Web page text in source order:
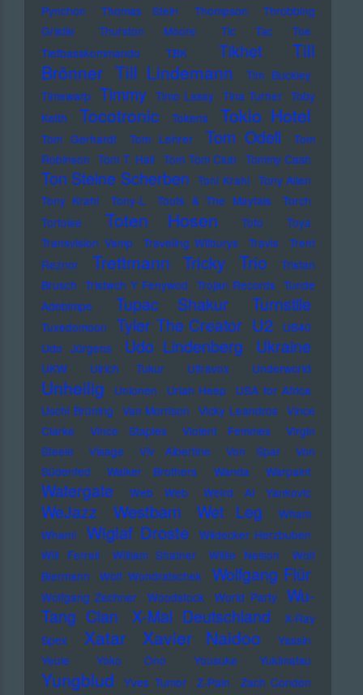
Pynchon
Thomas Stein Thompson
Throbbing
Gristle
Thurston Moore
Tic Tac Toe
Tiefbasskommando TBK
Tikhet
Till
Brönner Till Lindemann
Tim Buckley
Timewarp Timmy Timo Lassy Tina Turner Toby
Keith
Tocotronic Tokens Tokio Hotel
Tom Gerhardt Tom Lehrer Tom Odell
Tom
Robinson Tom T. Hall Tom Tom Club Tommy Cash
Ton Steine Scherben Toni Krahl Tony Allen
Tony Krahl
Tony-L Toots & The Maytals
Torch
Tortoise
Toten Hosen Toto
Toya
Transvision Vamp
Traveling Wilburys Travis
Trent
Reznor
Trettmann Tricky Trio
Tristan
Brusch Tristwch Y Fenywod Trojan Records Tunde
Adebimpe
Tupac Shakur Turnstile
Tuxedomoon Tyler The Creator U2
UB40
Udo Jürgens
Udo Lindenberg Ukraine
UKW Ulrich Tukur Ultravox Underworld
Unheilig Unionen Uriah Heep
USA for Africa
Uschi Brüning Van Morrison Vicky Leandros Vince
Clarke
Vince Staples Violent Femmes
Virgin
Steele
Visage Viv Albertine Von Spar
Von
Südenfed
Walker Brothers Wanda Warpaint
Watergate Web Web Weird Al Yankovic
WeJazz Westbam Wet Leg
Wham
Wham!
Wiglaf Droste
Wildecker Herzbuben
Will Ferrell
William Shatner Willie Nelson
Wolf
Biermann
Wolf Wondratschek Wolfgang Flür
Wolfgang Zechner Woodstock World Party
Wu-
Tang Clan
X-Mal Deutschland
X-Ray
Spex
Xatar Xavier Naidoo
Yassin
Yeule
Yoko Ono Yousuke Yukimatsu
Yungblud Yves Tumor Z-Pain Zach Condon